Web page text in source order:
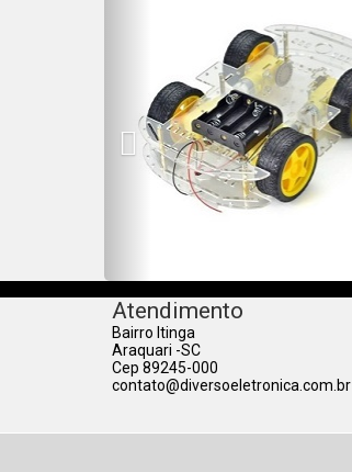
Atendimento
Bairro Itinga
Araquari -SC
Cep 89245-000
contato@diversoeletronica.com.br